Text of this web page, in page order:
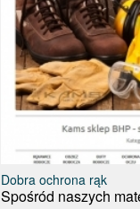
Dobra ochrona rąk
Spośród naszych